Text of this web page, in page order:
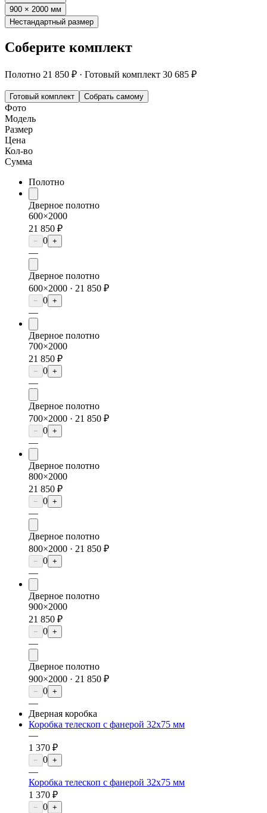
900 × 2000 мм
Нестандартный размер
Соберите комплект
Полотно 21 850 ₽ · Готовый комплект 30 685 ₽
Готовый комплект Собрать самому
Фото
Модель
Размер
Цена
Кол-во
Сумма
Полотно
Дверное полотно
600×2000
21 850 ₽
− 0 +
—
Дверное полотно
600×2000 · 21 850 ₽
− 0 +
—
Дверное полотно
700×2000
21 850 ₽
− 0 +
—
Дверное полотно
700×2000 · 21 850 ₽
− 0 +
—
Дверное полотно
800×2000
21 850 ₽
− 0 +
—
Дверное полотно
800×2000 · 21 850 ₽
− 0 +
—
Дверное полотно
900×2000
21 850 ₽
− 0 +
—
Дверное полотно
900×2000 · 21 850 ₽
− 0 +
—
Дверная коробка
Коробка телескоп с фанерой 32х75 мм
—
1 370 ₽
− 0 +
—
Коробка телескоп с фанерой 32х75 мм
1 370 ₽
− 0 +